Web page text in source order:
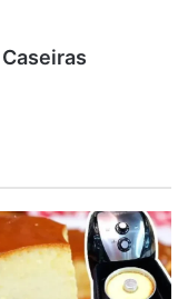
de batata
travessa
para Airfryer e